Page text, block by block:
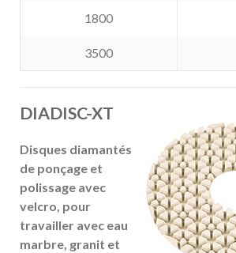
1800
3500
DIADISC-XT
Disques diamantés
de ponçage et
polissage avec
velcro, pour
travailler avec eau
marbre, granit et